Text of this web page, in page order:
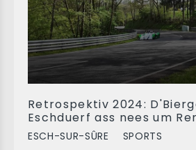
Retrospektiv 2024:
Eschduerf ass nees um
ESCH-SUR-SÛRE SPORTS